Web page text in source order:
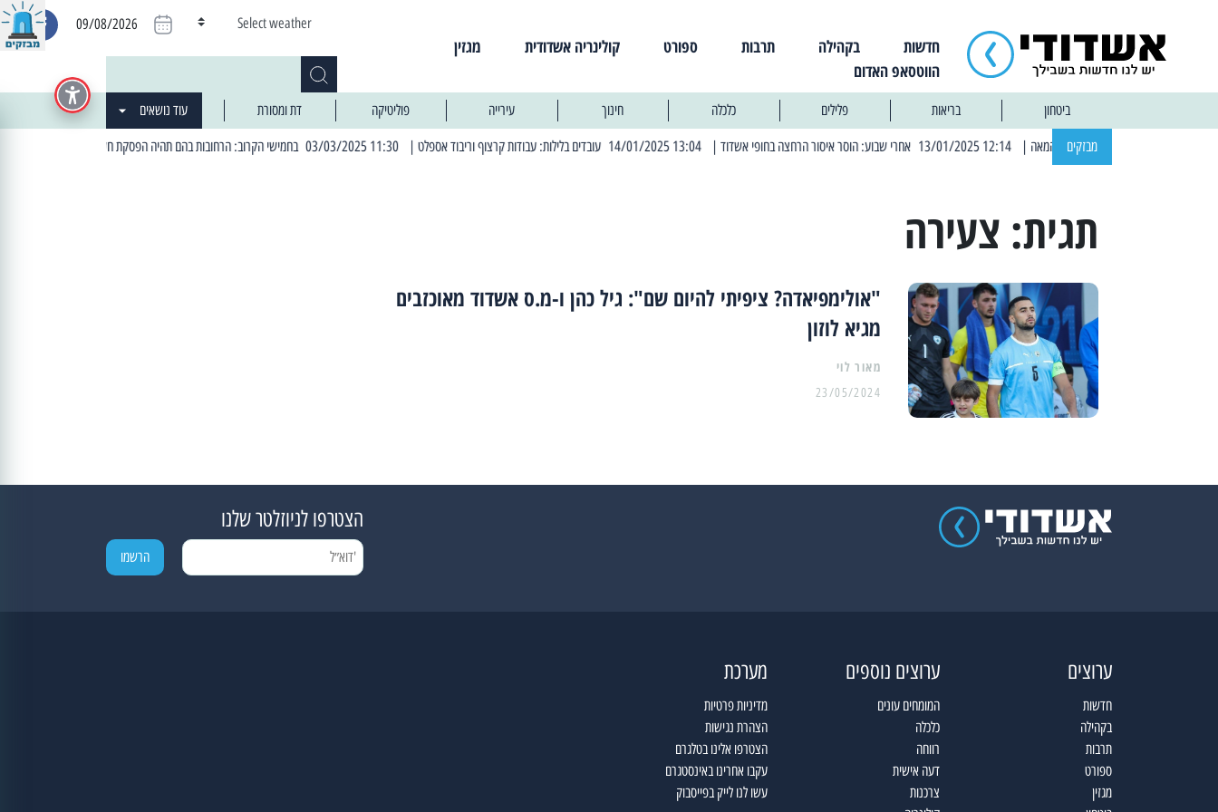
חדשות בקהילה תרבות ספורט קולינריה אשדודית
מגזין
הווטסאפ האדום
Select weather
09/08/2026
ביטחון בריאות פלילים כלכלה חינוך עירייה פוליטיקה דת ומסורת עוד נושאים
מבזקים | 12:14 13/01/2025 אחרי שבוע: הוסר איסור הרחצה בחופי אשדוד | 13:04 14/01/2025 עובדים בלילות: עבודות קרצוף וריבוד אספלט | 11:30 03/03/2025 בחמישי הקרוב: הרחובות בהם תהיה הפסקת חשמל יזומה
תגית: צעירה
"אולימפיאדה? ציפיתי להיום שם": גיל כהן ו-מ.ס אשדוד מאוכזבים
מגיא לוזון
מאור לוי
23/05/2024
הצטרפו לניוזלטר שלנו
ערוצים
חדשות
בקהילה
תרבות
ספורט
מגזין
ערוצים נוספים
המומחים עונים
כלכלה
רווחה
דעה אישית
צרכנות
מערכת
מדיניות פרטיות
הצהרת נגישות
הצטרפו אלינו בטלגרם
עקבו אחרינו באינסטגרם
עשו לנו לייק בפייסבוק